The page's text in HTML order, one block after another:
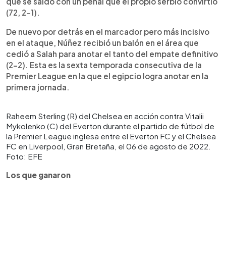
(72, 2-1).
De nuevo por detrás en el marcador pero más incisivo
en el ataque, Núñez recibió un balón en el área que
cedió a Salah para anotar el tanto del empate definitivo
(2-2). Esta es la sexta temporada consecutiva de la
Premier League en la que el egipcio logra anotar en la
primera jornada.
Raheem Sterling (R) del Chelsea en acción contra Vitalii
Mykolenko (C) del Everton durante el partido de fútbol de
la Premier League inglesa entre el Everton FC y el Chelsea
FC en Liverpool, Gran Bretaña, el 06 de agosto de 2022.
Foto: EFE
Los que ganaron